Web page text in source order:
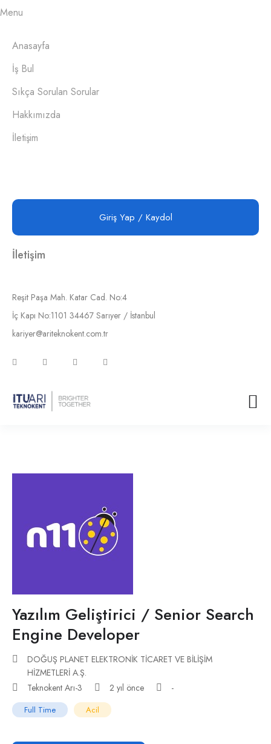
Menu
Anasayfa
İş Bul
Sıkça Sorulan Sorular
Hakkımızda
İletişim
Giriş Yap / Kaydol
İletişim
Reşit Paşa Mah. Katar Cad. No:4
İç Kapı No:1101 34467 Sarıyer / İstanbul
kariyer@ariteknokent.com.tr
Yazılım Geliştirici / Senior Search
Engine Developer
DOĞUŞ PLANET ELEKTRONİK TİCARET VE BİLİŞİM
HİZMETLERİ A.Ş.
Teknokent Arı-3
2 yıl önce -
Full Time Acil